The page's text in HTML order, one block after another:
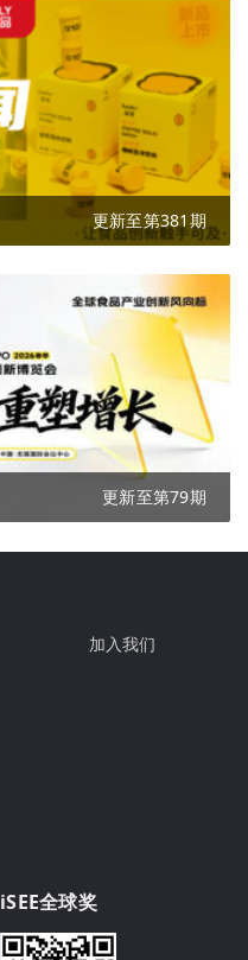
更新至第381期
更新至第79期
加入我们
iSEE全球奖